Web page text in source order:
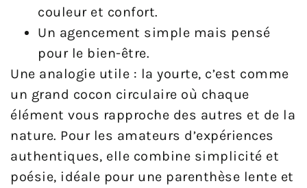
couleur et confort.
Un agencement simple mais pensé
pour le bien-être.
Une analogie utile : la yourte, c’est comme
un grand cocon circulaire où chaque
élément vous rapproche des autres et de la
nature. Pour les amateurs d’expériences
authentiques, elle combine simplicité et
poésie, idéale pour une parenthèse lente et